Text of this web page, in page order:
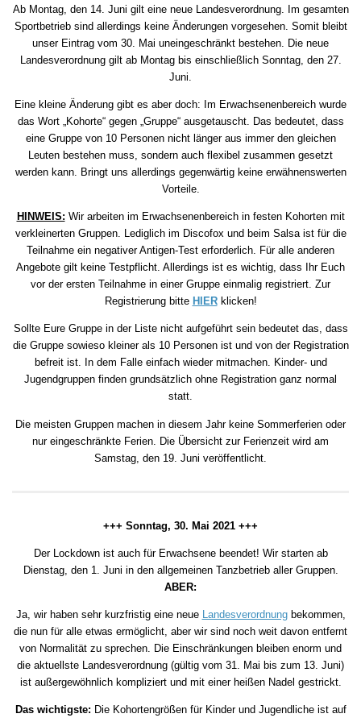
Ab Montag, den 14. Juni gilt eine neue Landesverordnung. Im gesamten
Sportbetrieb sind allerdings keine Änderungen vorgesehen. Somit bleibt
unser Eintrag vom 30. Mai uneingeschränkt bestehen. Die neue
Landesverordnung gilt ab Montag bis einschließlich Sonntag, den 27.
Juni.
Eine kleine Änderung gibt es aber doch: Im Erwachsenenbereich wurde
das Wort „Kohorte“ gegen „Gruppe“ ausgetauscht. Das bedeutet, dass
eine Gruppe von 10 Personen nicht länger aus immer den gleichen
Leuten bestehen muss, sondern auch flexibel zusammen gesetzt
werden kann. Bringt uns allerdings gegenwärtig keine erwähnenswerten
Vorteile.
HINWEIS: Wir arbeiten im Erwachsenenbereich in festen Kohorten mit
verkleinerten Gruppen. Lediglich im Discofox und beim Salsa ist für die
Teilnahme ein negativer Antigen-Test erforderlich. Für alle anderen
Angebote gilt keine Testpflicht. Allerdings ist es wichtig, dass Ihr Euch
vor der ersten Teilnahme in einer Gruppe einmalig registriert. Zur
Registrierung bitte HIERklicken!
Sollte Eure Gruppe in der Liste nicht aufgeführt sein bedeutet das, dass
die Gruppe sowieso kleiner als 10 Personen ist und von der Registration
befreit ist. In dem Falle einfach wieder mitmachen. Kinder- und
Jugendgruppen finden grundsätzlich ohne Registration ganz normal
statt.
Die meisten Gruppen machen in diesem Jahr keine Sommerferien oder
nur eingeschränkte Ferien. Die Übersicht zur Ferienzeit wird am
Samstag, den 19. Juni veröffentlicht.
+++ Sonntag, 30. Mai 2021 +++
Der Lockdown ist auch für Erwachsene beendet! Wir starten ab
Dienstag, den 1. Juni in den allgemeinen Tanzbetrieb aller Gruppen.
ABER:
Ja, wir haben sehr kurzfristig eine neue Landesverordnungbekommen,
die nun für alle etwas ermöglicht, aber wir sind noch weit davon entfernt
von Normalität zu sprechen. Die Einschränkungen bleiben enorm und
die aktuellste Landesverordnung (gültig vom 31. Mai bis zum 13. Juni)
ist außergewöhnlich kompliziert und mit einer heißen Nadel gestrickt.
Das wichtigste: Die Kohortengrößen für Kinder und Jugendliche ist auf